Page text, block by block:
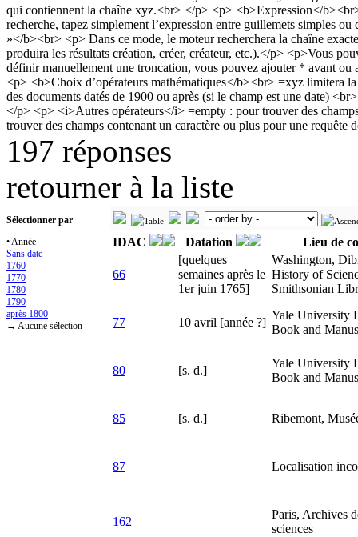
197 réponses
retourner à la liste
Sélectionner par
• Année
Sans date
1760
1770
1780
1790
après 1800
→ Aucune sélection
IDAC Datation Lieu de
66
[quelques
semaines après le
1er juin 1765]
Washington,
History of
Smithsonian
77 10 avril [année ?]
Yale University
Book and
80 [s. d.]
Yale University
Book and
85 [s. d.] Ribemont,
87 Localisation
162
Paris, Archives
sciences